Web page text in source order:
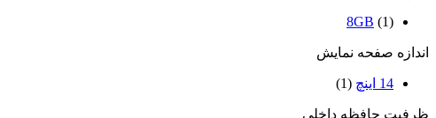
8GB (1)
اندازه صفحه نمایش
14 اینچ (1)
ظرفیت حافظه داخلی